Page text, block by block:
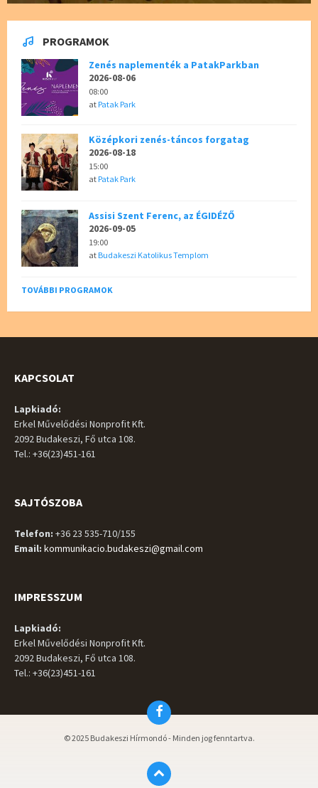
PROGRAMOK
Zenés naplementék a PatakParkban
2026-08-06
08:00
atPatak Park
Középkori zenés-táncos forgatag
2026-08-18
15:00
atPatak Park
Assisi Szent Ferenc, az ÉGIDÉZŐ
2026-09-05
19:00
atBudakeszi Katolikus Templom
TOVÁBBI PROGRAMOK
KAPCSOLAT
Lapkiadó:
Erkel Művelődési Nonprofit Kft.
2092 Budakeszi, Fő utca 108.
Tel.: +36(23)451-161
SAJTÓSZOBA
Telefon: +36 23 535-710/155
Email: kommunikacio.budakeszi@gmail.com
IMPRESSZUM
Lapkiadó:
Erkel Művelődési Nonprofit Kft.
2092 Budakeszi, Fő utca 108.
Tel.: +36(23)451-161
Facebook
© 2025 Budakeszi Hírmondó - Minden jog fenntartva.